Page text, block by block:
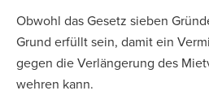
Obwohl das Gesetz sieben
Grund erfüllt sein, damit ein
gegen die Verlängerung des
wehren kann.